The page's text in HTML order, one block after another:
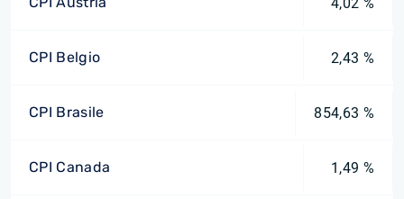
CPI Belgio 2,43 %
CPI Brasile 854,63 %
CPI Canada 1,49 %